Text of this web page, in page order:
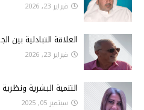
فبراير 23, 2026
العلاقة التبادلية بين
فبراير 23, 2026
التنمية البشرية
سبتمبر 05, 2025